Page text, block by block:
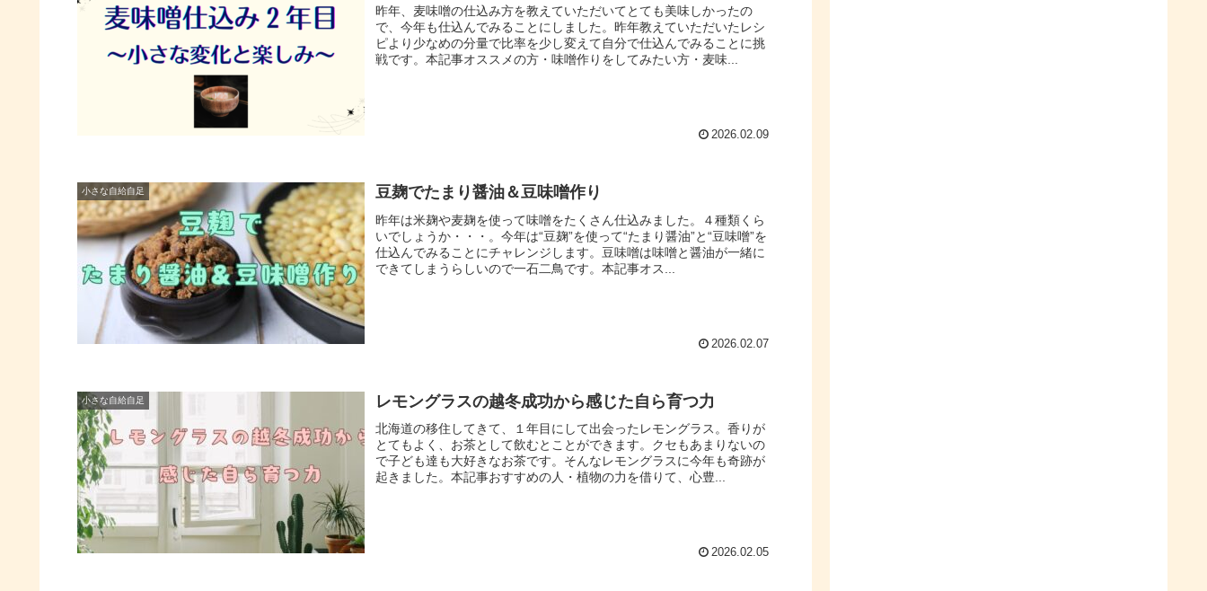
昨年、麦味噌の仕込み方を教えていただいてとても美味しかったの
で、今年も仕込んでみることにしました。昨年教えていただいたレシ
ピより少なめの分量で比率を少し変えて自分で仕込んでみることに挑
戦です。本記事オススメの方・味噌作りをしてみたい方・麦味...
2026.02.09
小さな自給自足 豆麹でたまり醤油＆豆味噌作り
昨年は米麹や麦麹を使って味噌をたくさん仕込みました。４種類くら
いでしょうか・・・。今年は“豆麹”を使って“たまり醤油”と“豆味噌”を
仕込んでみることにチャレンジします。豆味噌は味噌と醤油が一緒に
できてしまうらしいので一石二鳥です。本記事オス...
2026.02.07
小さな自給自足 レモングラスの越冬成功から感じた自ら育つ力
北海道の移住してきて、１年目にして出会ったレモングラス。香りが
とてもよく、お茶として飲むとことができます。クセもあまりないの
で子ども達も大好きなお茶です。そんなレモングラスに今年も奇跡が
起きました。本記事おすすめの人・植物の力を借りて、心豊...
2026.02.05